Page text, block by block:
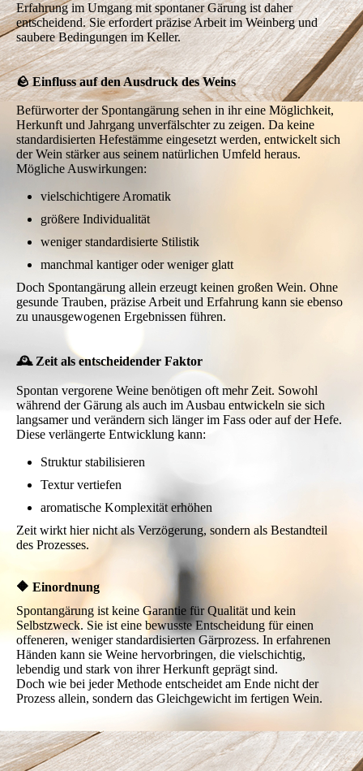
Erfahrung im Umgang mit spontaner Gärung ist daher
entscheidend. Sie erfordert präzise Arbeit im Weinberg und
saubere Bedingungen im Keller.
🪨 Einfluss auf den Ausdruck des Weins
Befürworter der Spontangärung sehen in ihr eine Möglichkeit,
Herkunft und Jahrgang unverfälschter zu zeigen. Da keine
standardisierten Hefestämme eingesetzt werden, entwickelt sich
der Wein stärker aus seinem natürlichen Umfeld heraus.
Mögliche Auswirkungen:
vielschichtigere Aromatik
größere Individualität
weniger standardisierte Stilistik
manchmal kantiger oder weniger glatt
Doch Spontangärung allein erzeugt keinen großen Wein. Ohne
gesunde Trauben, präzise Arbeit und Erfahrung kann sie ebenso
zu unausgewogenen Ergebnissen führen.
🕰 Zeit als entscheidender Faktor
Spontan vergorene Weine benötigen oft mehr Zeit. Sowohl
während der Gärung als auch im Ausbau entwickeln sie sich
langsamer und verändern sich länger im Fass oder auf der Hefe.
Diese verlängerte Entwicklung kann:
Struktur stabilisieren
Textur vertiefen
aromatische Komplexität erhöhen
Zeit wirkt hier nicht als Verzögerung, sondern als Bestandteil
des Prozesses.
🔶 Einordnung
Spontangärung ist keine Garantie für Qualität und kein
Selbstzweck. Sie ist eine bewusste Entscheidung für einen
offeneren, weniger standardisierten Gärprozess. In erfahrenen
Händen kann sie Weine hervorbringen, die vielschichtig,
lebendig und stark von ihrer Herkunft geprägt sind.
Doch wie bei jeder Methode entscheidet am Ende nicht der
Prozess allein, sondern das Gleichgewicht im fertigen Wein.